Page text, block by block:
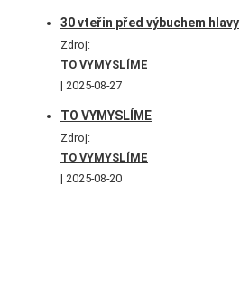
30 vteřin před výbuchem hlavy
Zdroj:
TO VYMYSLÍME
2025-08-27
TO VYMYSLÍME
Zdroj:
TO VYMYSLÍME
2025-08-20